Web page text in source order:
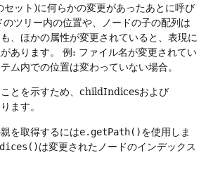
セット)に何らかの変更があったあとに呼び
のツリー内の位置や、ノードの子の配列は
、ほかの属性が変更されていると、表現に
あります。
例: ファイル名が変更されてい
ム内での位置は変わっていない場合。
ことを示すため、childIndicesおよび
ます。
を取得するにはe.getPath()を使用しま
は変更されたノードのインデックス